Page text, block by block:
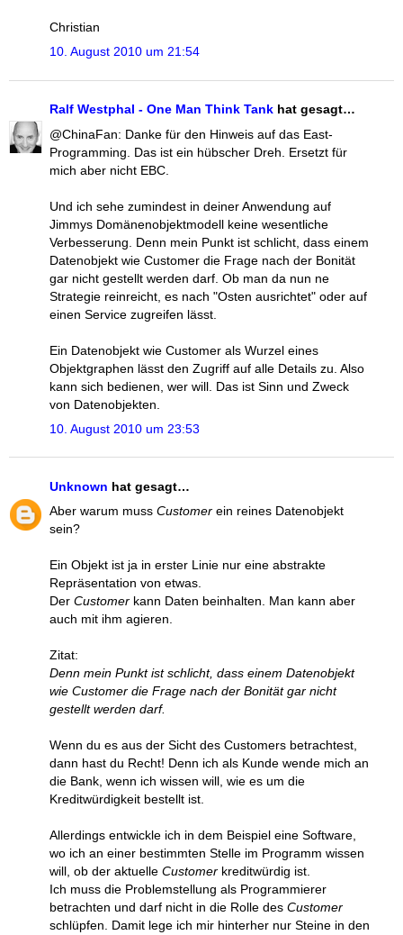
Christian
10. August 2010 um 21:54
Ralf Westphal - One Man Think Tank hat gesagt…
@ChinaFan: Danke für den Hinweis auf das East-
Programming. Das ist ein hübscher Dreh. Ersetzt für
mich aber nicht EBC.
Und ich sehe zumindest in deiner Anwendung auf
Jimmys Domänenobjektmodell keine wesentliche
Verbesserung. Denn mein Punkt ist schlicht, dass einem
Datenobjekt wie Customer die Frage nach der Bonität
gar nicht gestellt werden darf. Ob man da nun ne
Strategie reinreicht, es nach "Osten ausrichtet" oder auf
einen Service zugreifen lässt.
Ein Datenobjekt wie Customer als Wurzel eines
Objektgraphen lässt den Zugriff auf alle Details zu. Also
kann sich bedienen, wer will. Das ist Sinn und Zweck
von Datenobjekten.
10. August 2010 um 23:53
Unknown hat gesagt…
Aber warum muss Customer ein reines Datenobjekt
sein?
Ein Objekt ist ja in erster Linie nur eine abstrakte
Repräsentation von etwas.
Der Customer kann Daten beinhalten. Man kann aber
auch mit ihm agieren.
Zitat:
Denn mein Punkt ist schlicht, dass einem Datenobjekt
wie Customer die Frage nach der Bonität gar nicht
gestellt werden darf.
Wenn du es aus der Sicht des Customers betrachtest,
dann hast du Recht! Denn ich als Kunde wende mich an
die Bank, wenn ich wissen will, wie es um die
Kreditwürdigkeit bestellt ist.
Allerdings entwickle ich in dem Beispiel eine Software,
wo ich an einer bestimmten Stelle im Programm wissen
will, ob der aktuelle Customer kreditwürdig ist.
Ich muss die Problemstellung als Programmierer
betrachten und darf nicht in die Rolle des Customer
schlüpfen. Damit lege ich mir hinterher nur Steine in den